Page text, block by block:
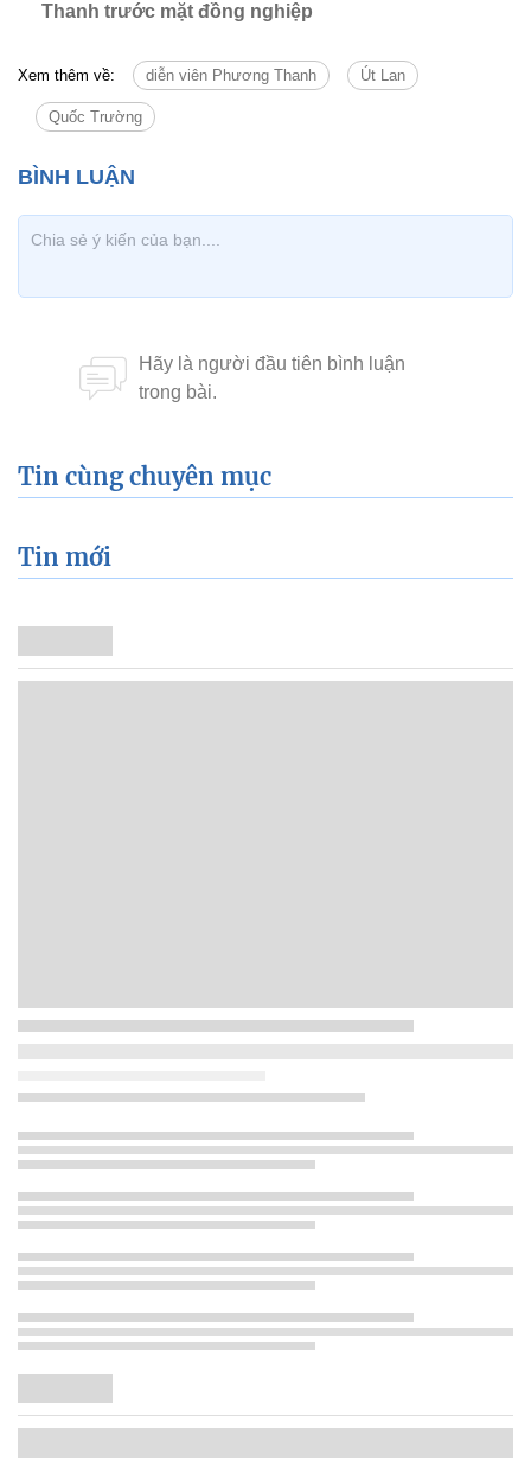
Thanh trước mặt đồng nghiệp
Xem thêm về: diễn viên Phương Thanh Út Lan
Quốc Trường
Tin cùng chuyên mục
Tin mới